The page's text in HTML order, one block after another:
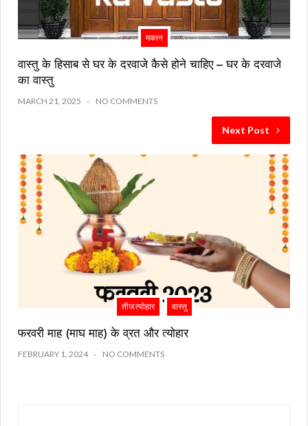
मकान
वास्तु के हिसाब से घर के दरवाजे कैसे होने चाहिए – घर के दरवाजे
का वास्तु
MARCH 21, 2025 NO COMMENTS
Next Post
तीज त्योहार वास्तु
फरवरी माह (माघ माह) के व्रत और त्योहार
FEBRUARY 1, 2024 NO COMMENTS